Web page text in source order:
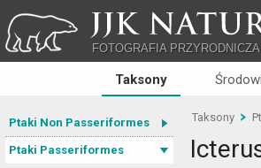
JJK
FOTOGRAFIA PRZYRODNICZA
Taksony
Ptaki Non Passeriformes
Ptaki Passeriformes
Taksony